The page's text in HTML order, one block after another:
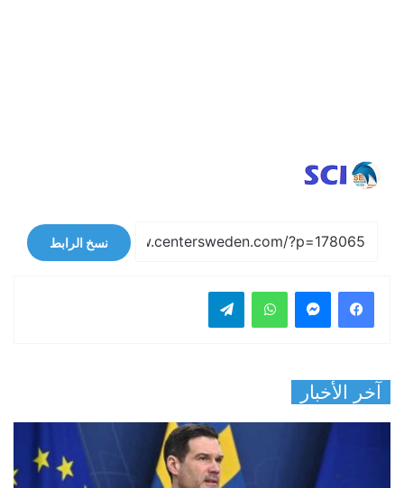
نسخ الرابط
فيسبوك واتساب
آخر الأخبار